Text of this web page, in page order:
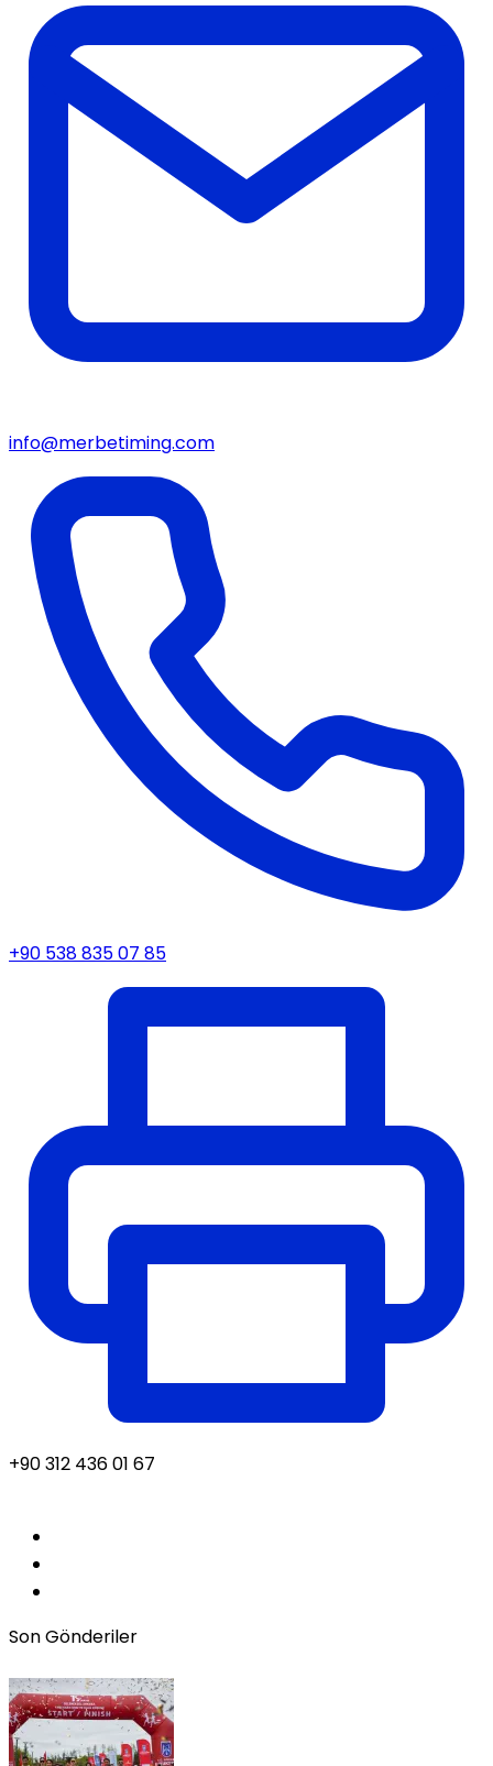
info@merbetiming.com
+90 538 835 07 85
+90 312 436 01 67
Son Gönderiler